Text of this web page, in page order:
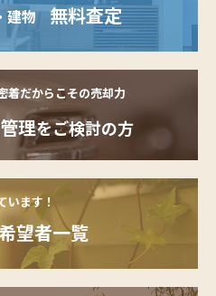
建物 無料査定
着だからこその売却力
理をご検討の方
います！
望者一覧